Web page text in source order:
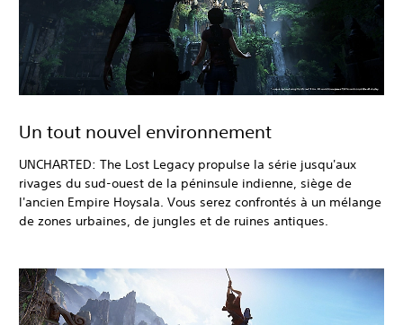
Un tout nouvel environnement
UNCHARTED: The Lost Legacy propulse la série jusqu'aux
rivages du sud-ouest de la péninsule indienne, siège de
l'ancien Empire Hoysala. Vous serez confrontés à un mélange
de zones urbaines, de jungles et de ruines antiques.